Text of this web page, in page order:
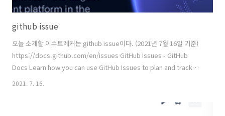
github issue
오늘 소개할 이슈트레커는 github issue이다. (2021년 7월 16일 기준)
https://docs.github.com/en/issues GitHub Issues - GitHub
Docs Learn how you can use GitHub Issues to plan and track
your work. docs.github.com 최근에 github issue beta 버전이 출
https://github.com/features/issues/ GitHub Issues · Project
2021. 7. 16.